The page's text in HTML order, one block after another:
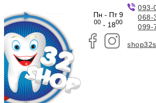
Пн - Пт 9
00- 1800
093-
068-
099-